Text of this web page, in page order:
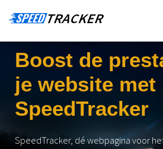
Boost de
je website met
SpeedTracker
SpeedTracker, dé webpagina voor